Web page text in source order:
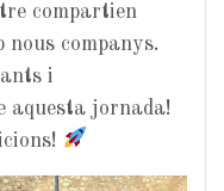
compartien
nous companys.
i
aquesta jornada!